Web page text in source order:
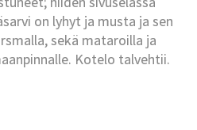
on lyhyt ja musta ja sen
sekä mataroilla ja
Kotelo talvehtii.